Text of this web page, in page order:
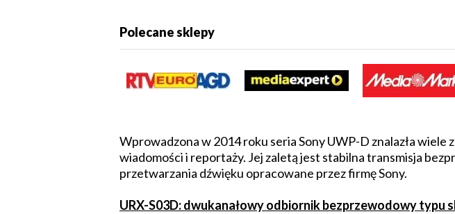
Polecane sklepy
Wprowadzona w 2014 roku seria Sony UWP-D znalazła
wiadomości i reportaży. Jej zaletą jest stabilna transmisja
przetwarzania dźwięku opracowane przez firmę Sony.
URX-S03D: dwukanałowy odbiornik bezprzewodowy typu